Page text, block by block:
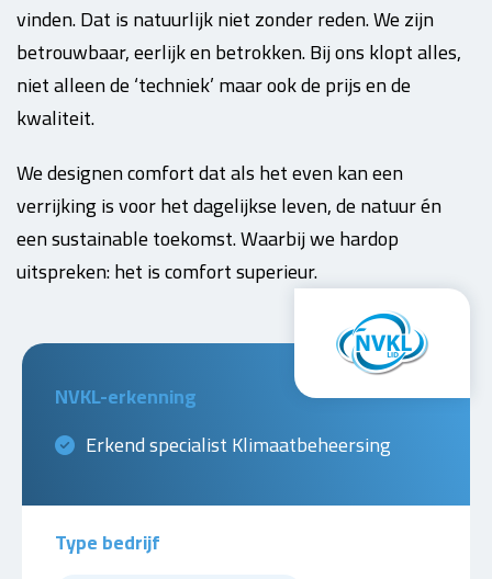
vinden. Dat is natuurlijk niet zonder reden. We zijn
betrouwbaar, eerlijk en betrokken. Bij ons klopt alles,
niet alleen de ‘techniek’ maar ook de prijs en de
kwaliteit.
We designen comfort dat als het even kan een
verrijking is voor het dagelijkse leven, de natuur én
een sustainable toekomst. Waarbij we hardop
uitspreken: het is comfort superieur.
NVKL-erkenning
Erkend specialist Klimaatbeheersing
Type bedrijf